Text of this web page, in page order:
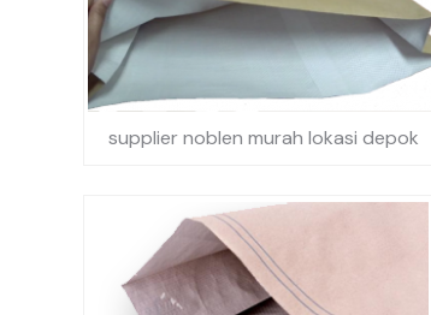
supplier noblen murah lokasi depok